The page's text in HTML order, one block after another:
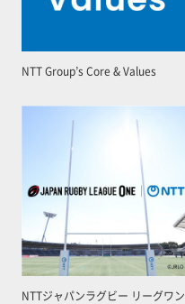
NTT Group’s Core & Values
NTTジャパンラグビー リーグワン